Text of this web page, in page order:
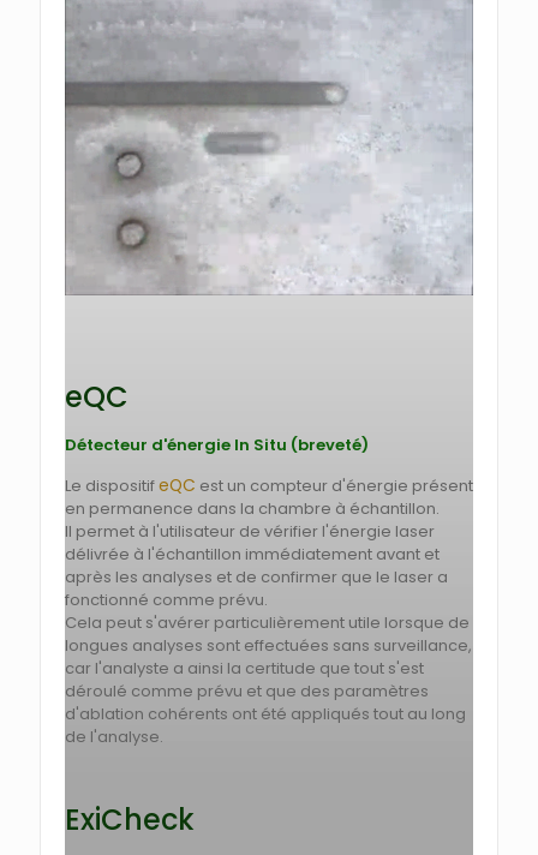
eQC
Détecteur d'énergie In Situ (breveté)
Le dispositifeQC est un compteur d'énergie présent
en permanence dans la chambre à échantillon.
Il permet à l'utilisateur de vérifier l'énergie laser
délivrée à l'échantillon immédiatement avant et
après les analyses et de confirmer que le laser a
fonctionné comme prévu.
Cela peut s'avérer particulièrement utile lorsque de
longues analyses sont effectuées sans surveillance,
car l'analyste a ainsi la certitude que tout s'est
déroulé comme prévu et que des paramètres
d'ablation cohérents ont été appliqués tout au long
de l'analyse.
ExiCheck